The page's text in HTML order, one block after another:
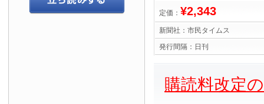
定価： ¥2,343
新聞社： 市民タイムス
発行間隔： 日刊
購読料改定